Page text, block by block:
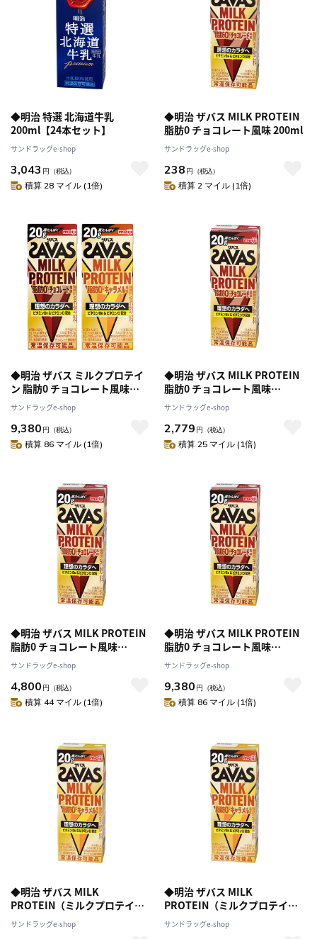
◆明治 特選 北海道牛乳
200ml【24本セット】
サンドラッグe-shop
3,043 円 （税込）
積算 28 マイル (1倍)
◆明治 ザバス MILK PROTEIN
脂肪0 チョコレート風味 200ml
サンドラッグe-shop
238 円 （税込）
積算 2 マイル (1倍)
◆明治 ザバス ミルクプロテイ
ン 脂肪0 チョコレート風味
200ml【24本セット】+キャラ
メル風味200ml【24本セット】
サンドラッグe-shop
9,380 円 （税込）
積算 86 マイル (1倍)
◆明治 ザバス MILK PROTEIN
脂肪0 チョコレート風味
200ml【12本セット】
サンドラッグe-shop
2,779 円 （税込）
積算 25 マイル (1倍)
◆明治 ザバス MILK PROTEIN
脂肪0 チョコレート風味
200ml【24本セット】
サンドラッグe-shop
4,800 円 （税込）
積算 44 マイル (1倍)
◆明治 ザバス MILK PROTEIN
脂肪0 チョコレート風味
200ml【48本セット】
サンドラッグe-shop
9,380 円 （税込）
積算 86 マイル (1倍)
◆明治 ザバス MILK
PROTEIN（ミルクプロテイ
ン）脂肪0 キャラメル風味
200ml
サンドラッグe-shop
◆明治 ザバス MILK
PROTEIN（ミルクプロテイ
ン）脂肪0 キャラメル風味
200ml【12個セット】
サンドラッグe-shop